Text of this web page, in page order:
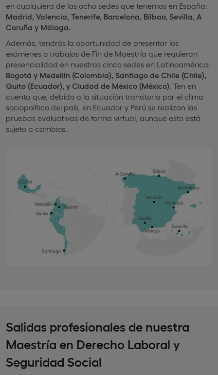
en cualquiera de las ocho sedes que tenemos en España:
Madrid, Valencia, Tenerife, Barcelona, Bilbao, Sevilla, A
Coruña y Málaga.
Además, tendrás la oportunidad de presentar los
exámenes o trabajos de Fin de Maestría que requieran
presencialidad en nuestras cinco sedes en Latinoamérica:
Bogotá y Medellín (Colombia), Santiago de Chile (Chile),
Quito (Ecuador), y Ciudad de México (México). Ten en
cuenta que, debido a la situación transitoria por el clima
sociopolítico del país, en Ecuador y Perú se realizan las
pruebas evaluativas de forma virtual, aunque esto está
sujeto a cambios.
Salidas profesionales de nuestra
Maestría en Derecho Laboral y
Seguridad Social